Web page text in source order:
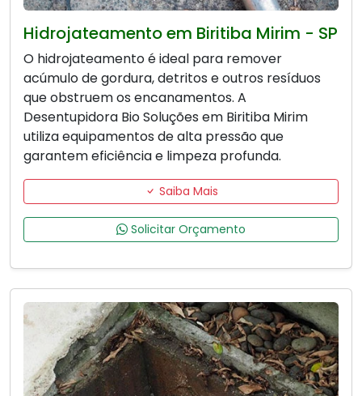
Hidrojateamento em Biritiba Mirim - SP
O hidrojateamento é ideal para remover
acúmulo de gordura, detritos e outros resíduos
que obstruem os encanamentos. A
Desentupidora Bio Soluções em Biritiba Mirim
utiliza equipamentos de alta pressão que
garantem eficiência e limpeza profunda.
Saiba Mais
Solicitar Orçamento